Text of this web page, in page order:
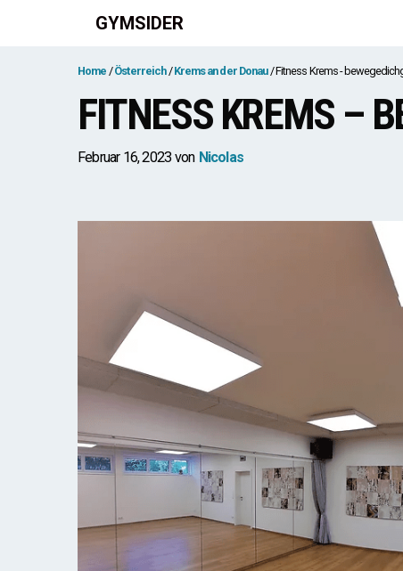
GYMSIDER
Home Österreich Krems an der Donau Fitness Krems -
FITNESS KREMS –
Februar 16, 2023 von Nicolas